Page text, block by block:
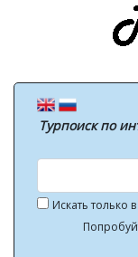
Турпоиск по
Искать только